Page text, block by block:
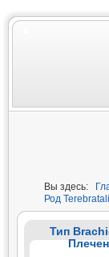
Вы здесь:
Род
Тип